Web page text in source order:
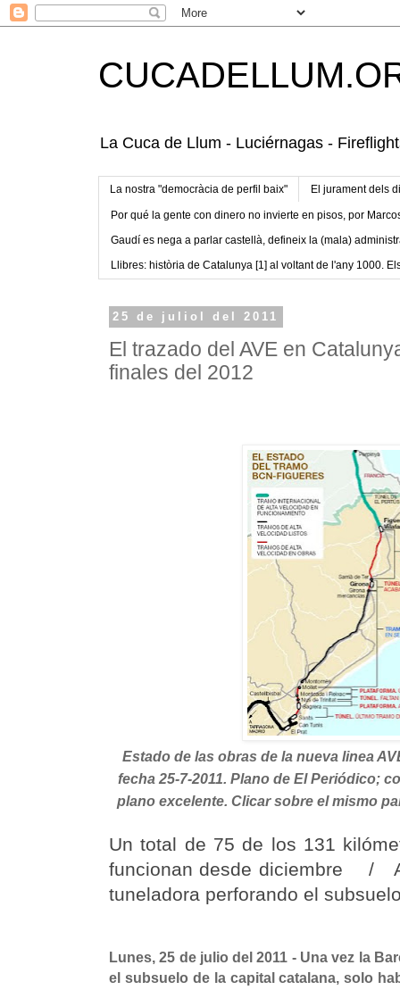
La Cuca de Llum - Luciérnagas -
La nostra "democràcia de perfil baix" El jurament dels
Por qué la gente con dinero no invierte en pisos, por
Gaudí es nega a parlar castellà, defineix la (mala)
Llibres: història de Catalunya [1] al voltant de l'any 1000.
25 de juliol del 2011
El trazado del AVE en
finales del 2012
Estado de las obras de la nueva linea
fecha 25-7-2011. Plano de El Periódico;
plano excelente. Clicar sobre el mismo
Un total de 75 de los 131
funcionan desde diciembre /
tuneladora perforando el
Lunes, 25 de julio del 2011 - Una vez la
el subsuelo de la capital catalana, solo